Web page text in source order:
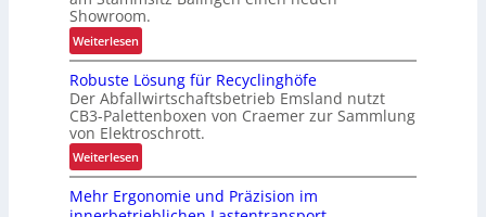
Showroom.
Weiterlesen:
V
o
n
d
e
r
a
Robuste Lösung für Recyclinghöfe
Der Abfallwirtschaftsbetrieb Emsland nutzt
CB3-Palettenboxen von Craemer zur Sammlung
von Elektroschrott.
Weiterlesen:
R
o
Mehr Ergonomie und Präzision im